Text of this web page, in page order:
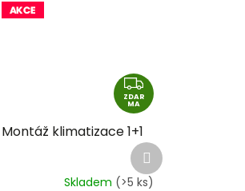
Z
D
R
M
A
ZDAR
MA
Montáž klimatizace 1+1
Skladem (>5 ks)
Další
produkt